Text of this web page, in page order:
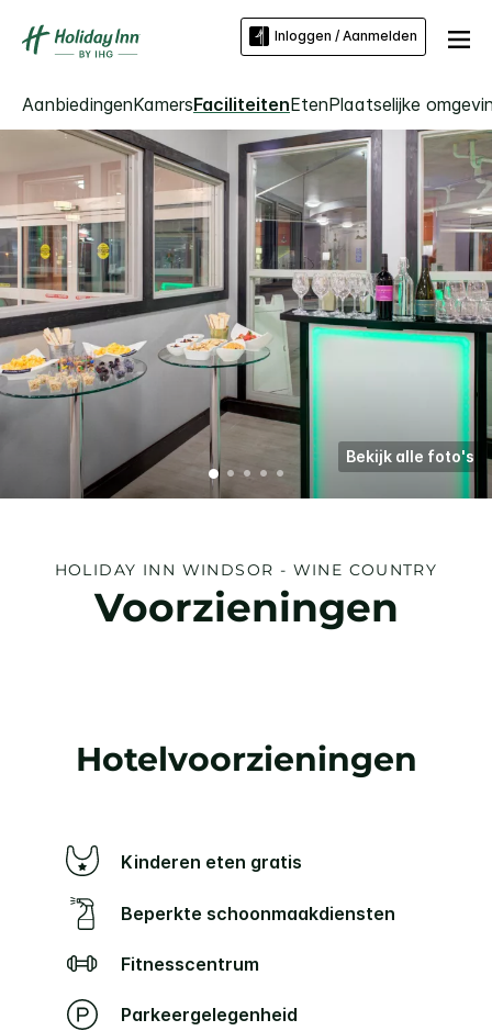
Inloggen / Aanmelden
AanbiedingenKamersFaciliteitenEtenPlaatselijke
Bekijk alle foto's
HOLIDAY INN WINDSOR - WINE COUNTRY
Voorzieningen
Hotelvoorzieningen
Kinderen eten gratis
Beperkte schoonmaakdiensten
Fitnesscentrum
Parkeergelegenheid